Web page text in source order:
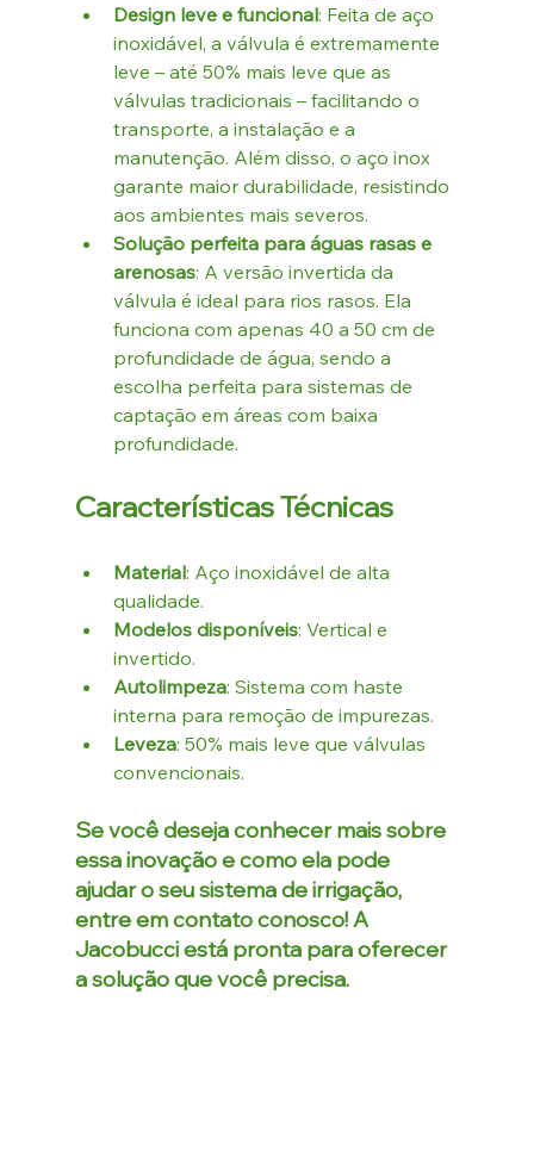
Design leve e funcional: Feita de aço
inoxidável, a válvula é extremamente
leve – até 50% mais leve que as
válvulas tradicionais – facilitando o
transporte, a instalação e a
manutenção. Além disso, o aço inox
garante maior durabilidade, resistindo
aos ambientes mais severos.
Solução perfeita para águas rasas e
arenosas: A versão invertida da
válvula é ideal para rios rasos. Ela
funciona com apenas 40 a 50 cm de
profundidade de água, sendo a
escolha perfeita para sistemas de
captação em áreas com baixa
profundidade.
Características Técnicas
Material: Aço inoxidável de alta
qualidade.
Modelos disponíveis: Vertical e
invertido.
Autolimpeza: Sistema com haste
interna para remoção de impurezas.
Leveza: 50% mais leve que válvulas
convencionais.
Se você deseja conhecer mais sobre
essa inovação e como ela pode
ajudar o seu sistema de irrigação,
entre em contato conosco! A
Jacobucci está pronta para oferecer
a solução que você precisa.